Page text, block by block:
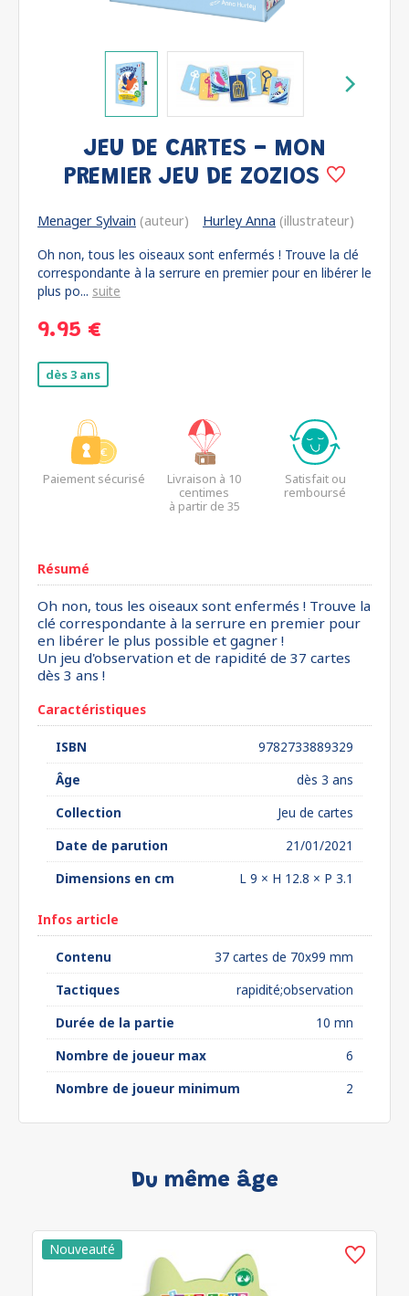
JEU DE CARTES - MON
PREMIER JEU DE ZOZIOS
Menager Sylvain (auteur) Hurley Anna (illustrateur)
Oh non, tous les oiseaux sont enfermés ! Trouve la clé
correspondante à la serrure en premier pour en libérer le
plus po... suite
9.95 €
dès 3 ans
Paiement sécurisé
Livraison à 10
centimes
à partir de 35
Satisfait ou
remboursé
Résumé
Oh non, tous les oiseaux sont enfermés ! Trouve la
clé correspondante à la serrure en premier pour
en libérer le plus possible et gagner !
Un jeu d'observation et de rapidité de 37 cartes
dès 3 ans !
Caractéristiques
ISBN
9782733889329
Âge
dès 3 ans
Collection
Jeu de cartes
Date de parution
21/01/2021
Dimensions en cm
L 9 × H 12.8 × P 3.1
Infos article
Contenu
37 cartes de 70x99 mm
Tactiques
rapidité;observation
Durée de la partie
10 mn
Nombre de joueur max
6
Nombre de joueur minimum
2
Du même âge